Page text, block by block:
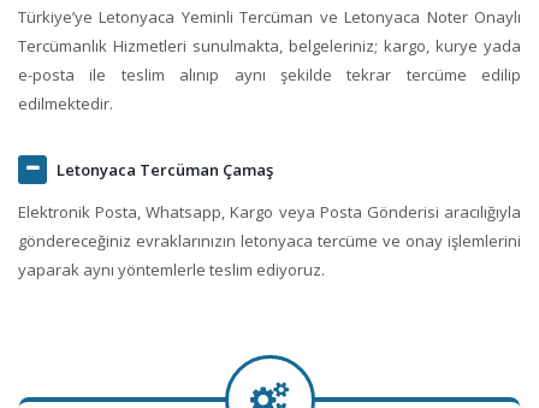
Türkiye’ye Letonyaca Yeminli Tercüman ve Letonyaca Noter Onaylı
Tercümanlık Hizmetleri sunulmakta, belgeleriniz; kargo, kurye yada
e-posta ile teslim alınıp aynı şekilde tekrar tercüme edilip
edilmektedir.
Letonyaca Tercüman Çamaş
Elektronik Posta, Whatsapp, Kargo veya Posta Gönderisi aracılığıyla
göndereceğiniz evraklarınızın letonyaca tercüme ve onay işlemlerini
yaparak aynı yöntemlerle teslim ediyoruz.